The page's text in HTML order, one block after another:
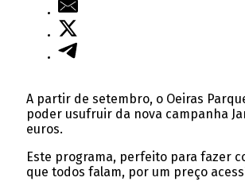
A partir de setembro, o Oeiras
poder usufruir da nova campanha
euros.
Este programa, perfeito para fazer
que todos falam, por um preço